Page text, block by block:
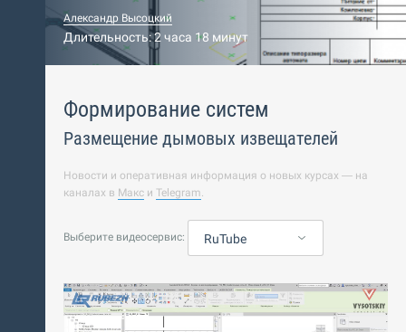
Александр Высоцкий
Длительность: 2 часа 18 минут
Формирование систем
Размещение дымовых извещателей
Новости и оперативная информация о новых курсах — на
каналах в Макс и Telegram.
Выберите видеосервис: RuTube